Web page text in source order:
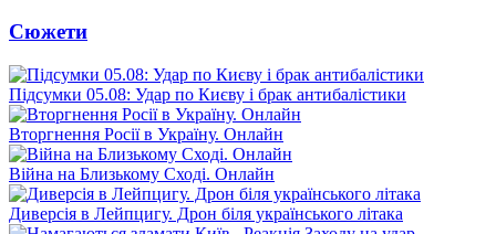
Сюжети
Підсумки 05.08: Удар по Києву і брак антибалістики
Вторгнення Росії в Україну. Онлайн
Війна на Близькому Сході. Онлайн
Диверсія в Лейпцигу. Дрон біля українського літака